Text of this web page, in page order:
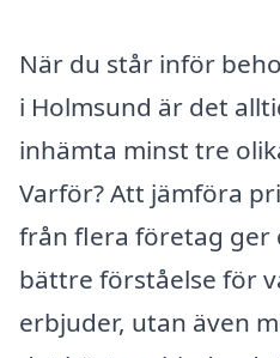
När du står inför
i Holmsund är det
inhämta minst tre
Varför? Att jämföra
från flera företag ger
bättre förståelse för
erbjuder, utan även